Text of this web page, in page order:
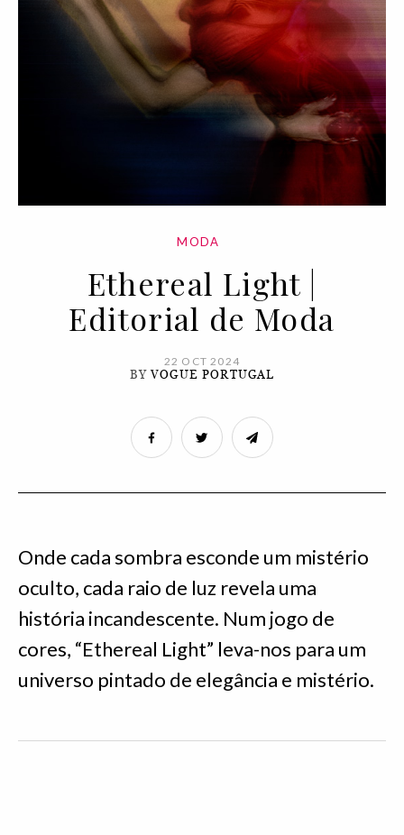
MODA
Ethereal Light |
Editorial de Moda
22 OCT 2024
BYVOGUE PORTUGAL
Onde cada sombra esconde um mistério
oculto, cada raio de luz revela uma
história incandescente. Num jogo de
cores, “Ethereal Light” leva-nos para um
universo pintado de elegância e mistério.